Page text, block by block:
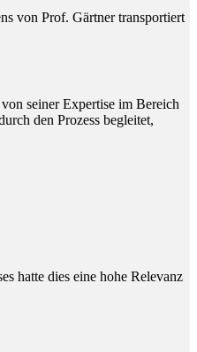
von Prof. Gärtner transportiert
seiner Expertise im Bereich
den Prozess begleitet,
hatte dies eine hohe Relevanz